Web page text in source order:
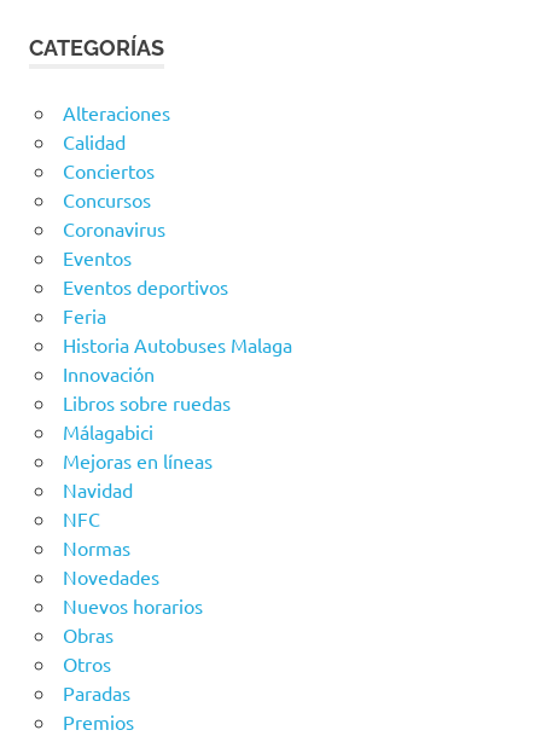
CATEGORÍAS
Alteraciones
Calidad
Conciertos
Concursos
Coronavirus
Eventos
Eventos deportivos
Feria
Historia Autobuses Malaga
Innovación
Libros sobre ruedas
Málagabici
Mejoras en líneas
Navidad
NFC
Normas
Novedades
Nuevos horarios
Obras
Otros
Paradas
Premios